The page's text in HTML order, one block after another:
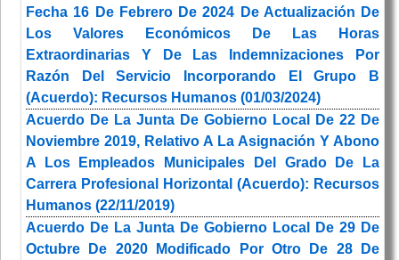
Fecha 16 De Febrero De 2024 De Actualización De
Los Valores Económicos De Las Horas
Extraordinarias Y De Las Indemnizaciones Por
Razón Del Servicio Incorporando El Grupo B
(Acuerdo): Recursos Humanos (01/03/2024)
Acuerdo De La Junta De Gobierno Local De 22 De
Noviembre 2019, Relativo A La Asignación Y Abono
A Los Empleados Municipales Del Grado De La
Carrera Profesional Horizontal (Acuerdo): Recursos
Humanos (22/11/2019)
Acuerdo De La Junta De Gobierno Local De 29 De
Octubre De 2020 Modificado Por Otro De 28 De